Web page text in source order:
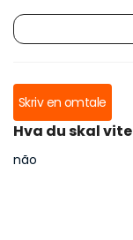
Skriv en omtale
Hva du skal vite
não